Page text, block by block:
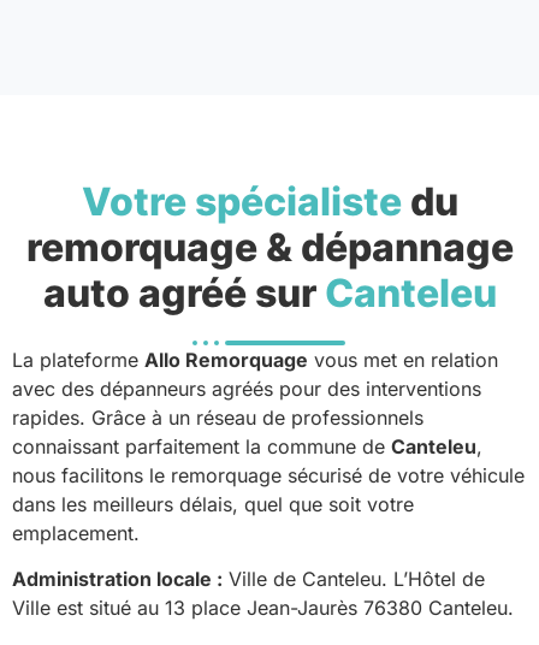
Votre spécialistedu
remorquage & dépannage
auto agréé sur Canteleu
La plateforme Allo Remorquage vous met en relation
avec des dépanneurs agréés pour des interventions
rapides. Grâce à un réseau de professionnels
connaissant parfaitement la commune de Canteleu,
nous facilitons le remorquage sécurisé de votre véhicule
dans les meilleurs délais, quel que soit votre
emplacement.
Administration locale : Ville de Canteleu. L’Hôtel de
Ville est situé au 13 place Jean-Jaurès 76380 Canteleu.